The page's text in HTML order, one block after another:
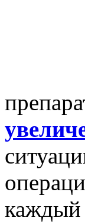
каждый